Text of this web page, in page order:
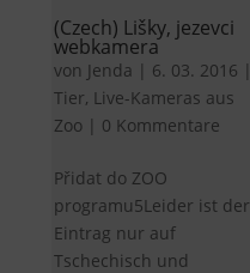
(Czech) Lišky, jezevci
webkamera
von Jenda | 6. 03. 2016 |
Tier, Live-Kameras aus
Zoo | 0 Kommentare
Přidat do ZOO
programu5Leider ist der
Eintrag nur auf
Tschechisch und